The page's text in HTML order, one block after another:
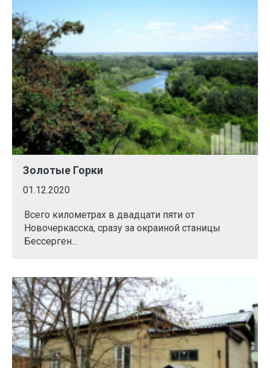
Золотые Горки
01.12.2020
Всего километрах в двадцати пяти от
Новочеркасска, сразу за окраиной станицы
Бессерген...